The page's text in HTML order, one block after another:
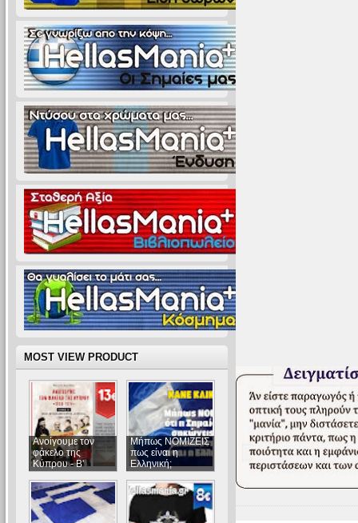
MOST VIEW PRODUCT
Ανοίγουμε τον
φάκελο της
Κύπρου - Β'
Μήπως ΝΟΜΙΖΕΙΣ
πως είναι η
Ελληνική;